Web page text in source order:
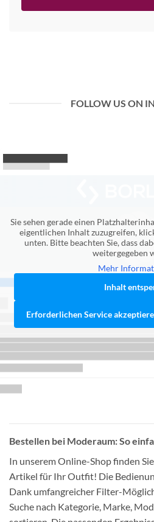
FOLLOW US ON
Sie sehen gerade einen
eigentlichen Inhalt zuzugreifen,
unten. Bitte beachten Sie, dass
weitergegeben
Mehr
Inhalt
Erforderlichen Service
Bestellen bei Moderaum: So
In unserem Online-Shop finden
Artikel für Ihr Outfit! Die
Dank umfangreicher Filter-
Suche nach Kategorie, Marke,